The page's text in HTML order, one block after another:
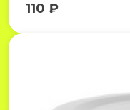
110 ₽